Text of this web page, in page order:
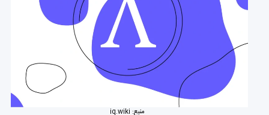
منبع: iq.wiki